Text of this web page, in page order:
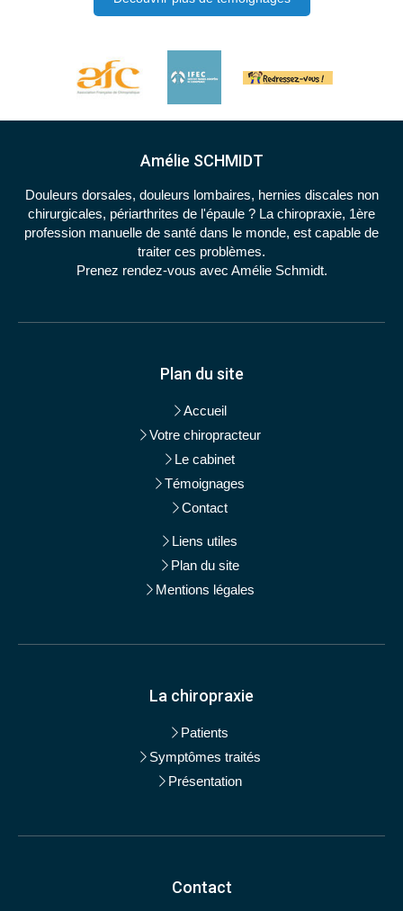
Amélie SCHMIDT
Douleurs dorsales, douleurs lombaires, hernies discales non
chirurgicales, périarthrites de l'épaule ? La chiropraxie, 1ère
profession manuelle de santé dans le monde, est capable de
traiter ces problèmes.
Prenez rendez-vous avec Amélie Schmidt.
Plan du site
Accueil
Votre chiropracteur
Le cabinet
Témoignages
Contact
Liens utiles
Plan du site
Mentions légales
La chiropraxie
Patients
Symptômes traités
Présentation
Contact